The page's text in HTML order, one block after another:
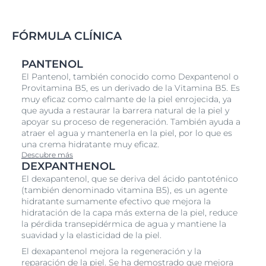
La crema de noche también contiene Dex
ingrediente activo que favorece la regeneración
radiante y con un tono más uniforme.
FÓRMULA CLÍNICA
PANTENOL
El Pantenol, también conocido como Dexpantenol o
Provitamina B5, es un derivado de la Vitamina B5. Es
muy eficaz como calmante de la piel enrojecida, ya
que ayuda a restaurar la barrera natural de la piel y
apoyar su proceso de regeneración. También ayuda a
atraer el agua y mantenerla en la piel, por lo que es
una crema hidratante muy eficaz.
Descubre más
DEXPANTHENOL
El dexapantenol, que se deriva del ácido pantoténico
(también denominado vitamina B5), es un agente
hidratante sumamente efectivo que mejora la
hidratación de la capa más externa de la piel, reduce
la pérdida transepidérmica de agua y mantiene la
suavidad y la elasticidad de la piel.
El dexapantenol mejora la regeneración y la
reparación de la piel. Se ha demostrado que mejora